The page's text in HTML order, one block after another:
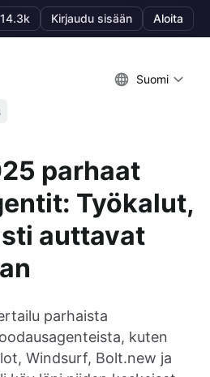
Kirjaudu sisään Aloita
Suomi
parhaat
Työkalut,
auttavat
parhaista
kuten
Windsurf, Bolt.new ja